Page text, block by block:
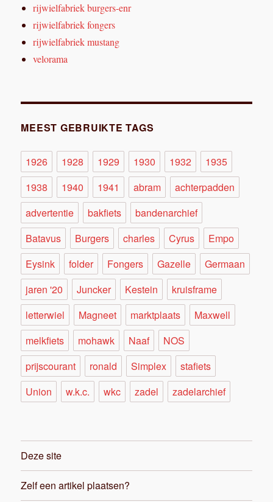
rijwielfabriek burgers-enr
rijwielfabriek fongers
rijwielfabriek mustang
velorama
MEEST GEBRUIKTE TAGS
1926 1928 1929 1930 1932
1935
1938
1940 1941 abram
achterpadden
advertentie
bakfiets
bandenarchief
Batavus
Burgers charles Cyrus
Empo
Eysink
folder Fongers Gazelle
Germaan
jaren '20
Juncker Kestein
kruisframe
letterwiel
Magneet marktplaats
Maxwell
melkfiets
mohawk Naaf
NOS
prijscourant
ronald Simplex
stafiets
Union
w.k.c. wkc zadel zadelarchief
Deze site
Zelf een artikel plaatsen?